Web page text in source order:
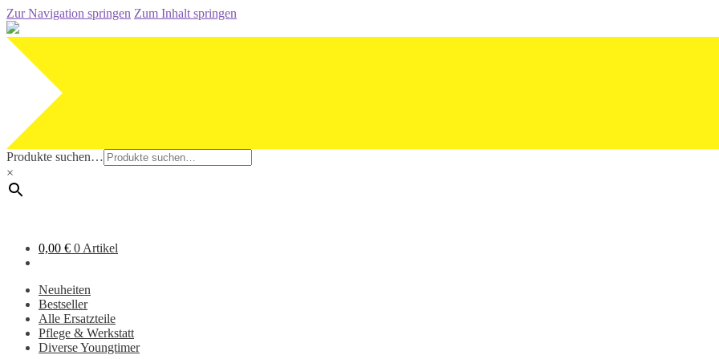
Zur Navigation springen Zum Inhalt springen
Produkte suchen…
×
0,00 € 0 Artikel
Neuheiten
Bestseller
Alle Ersatzteile
Pflege & Werkstatt
Diverse Youngtimer